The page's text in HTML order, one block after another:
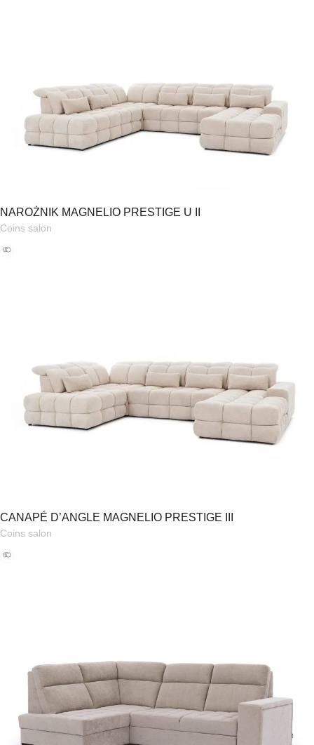
NAROŻNIK MAGNELIO PRESTIGE U II
Coins salon
CANAPÉ D’ANGLE MAGNELIO PRESTIGE III
Coins salon